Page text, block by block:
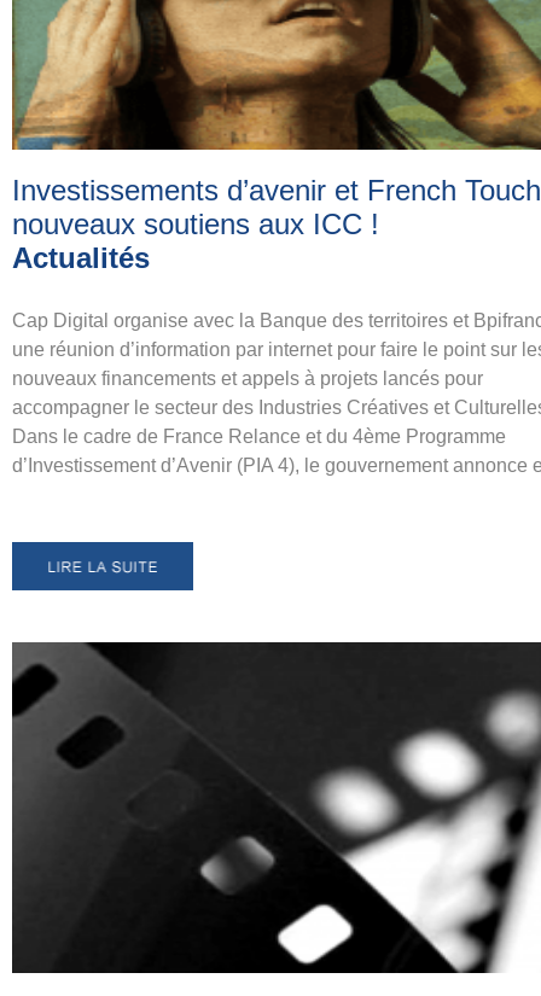
Investissements d’avenir et French
nouveaux soutiens aux ICC !
Actualités
Cap Digital organise avec la Banque des territoires et
une réunion d’information par internet pour faire le point sur
nouveaux financements et appels à projets lancés pour
accompagner le secteur des Industries Créatives et
Dans le cadre de France Relance et du 4ème Programme
d’Investissement d’Avenir (PIA 4), le gouvernement annonce